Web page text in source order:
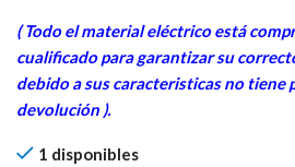
( Todo el material eléctrico está
cualificado para garantizar su
debido a sus caracteristicas no tiene
devolución ).
1 disponibles